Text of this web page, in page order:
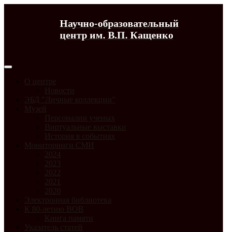
Научно-образовательный
центр им. В.П. Кащенко
О центре
Новости
ЭБД "Личные коллекции"
Музей
Персоналии ученых
Виртуальные выставки
История в событиях
Мониторинги СМИ
2024
2023
2022
2021
2020
Электронная библиотека
К 80-летию ВОВ
Книга памяти
Указатель статей